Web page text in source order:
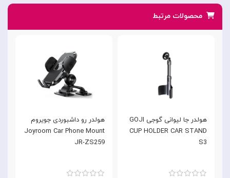
محصولات مرتبط
هولدر رو داشبوردی جویروم
Joyroom Car Phone Mount
JR-ZS259
هولدر جا لیوانی گوجی GOJI
CUP HOLDER CAR STAND
S3